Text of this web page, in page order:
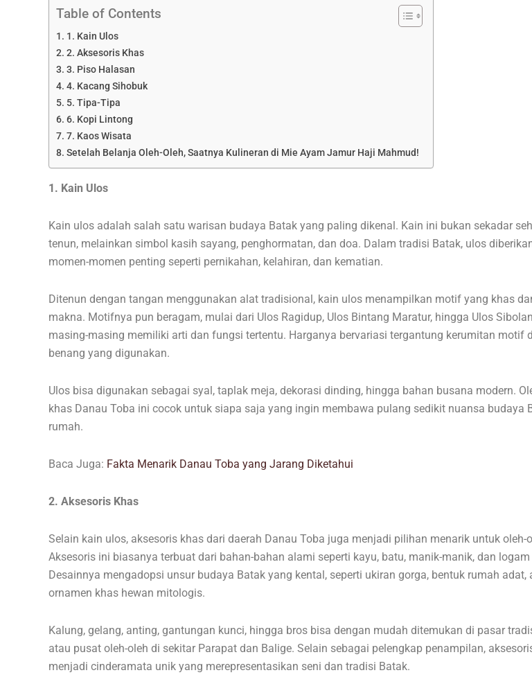
Table of Contents
1. Kain Ulos
2. Aksesoris Khas
3. Piso Halasan
4. Kacang Sihobuk
5. Tipa-Tipa
6. Kopi Lintong
7. Kaos Wisata
Setelah Belanja Oleh-Oleh, Saatnya Kulineran di Mie Ayam Jamur Haji Mahmud!
1. Kain Ulos
Kain ulos adalah salah satu warisan budaya Batak yang paling dikenal. Kain ini bukan sekadar
tenun, melainkan simbol kasih sayang, penghormatan, dan doa. Dalam tradisi Batak, ulos
momen-momen penting seperti pernikahan, kelahiran, dan kematian.
Ditenun dengan tangan menggunakan alat tradisional, kain ulos menampilkan motif yang khas
makna. Motifnya pun beragam, mulai dari Ulos Ragidup, Ulos Bintang Maratur, hingga Ulos
masing-masing memiliki arti dan fungsi tertentu. Harganya bervariasi tergantung kerumitan motif
benang yang digunakan.
Ulos bisa digunakan sebagai syal, taplak meja, dekorasi dinding, hingga bahan busana modern.
khas Danau Toba ini cocok untuk siapa saja yang ingin membawa pulang sedikit nuansa budaya
rumah.
Baca Juga: Fakta Menarik Danau Toba yang Jarang Diketahui
2. Aksesoris Khas
Selain kain ulos, aksesoris khas dari daerah Danau Toba juga menjadi pilihan menarik untuk oleh-
Aksesoris ini biasanya terbuat dari bahan-bahan alami seperti kayu, batu, manik-manik, dan
Desainnya mengadopsi unsur budaya Batak yang kental, seperti ukiran gorga, bentuk rumah adat,
ornamen khas hewan mitologis.
Kalung, gelang, anting, gantungan kunci, hingga bros bisa dengan mudah ditemukan di pasar
atau pusat oleh-oleh di sekitar Parapat dan Balige. Selain sebagai pelengkap penampilan,
menjadi cinderamata unik yang merepresentasikan seni dan tradisi Batak.